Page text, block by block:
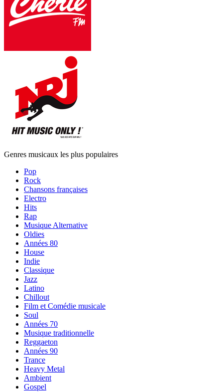
Genres musicaux les plus populaires
Pop
Rock
Chansons françaises
Electro
Hits
Rap
Musique Alternative
Oldies
Années 80
House
Indie
Classique
Jazz
Latino
Chillout
Film et Comédie musicale
Soul
Années 70
Musique traditionnelle
Reggaeton
Années 90
Trance
Heavy Metal
Ambient
Gospel